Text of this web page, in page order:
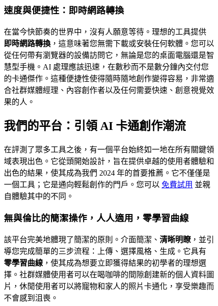
速度與便捷性：即時網路轉換
在當今快節奏的世界中，沒有人願意等待。理想的工具提供
即時網路轉換 ，這意味著您無需下載或安裝任何軟體。您可以
從任何帶有瀏覽器的設備訪問它，無論是您的桌面電腦還是智
慧型手機。AI 處理應該迅速，在數秒而不是數分鐘內交付您
的卡通傑作。這種便捷性使得隨時隨地創作變得容易，非常適
合社群媒體經理、內容創作者以及任何需要快速、創意視覺效
果的人。
我們的平台：引領 AI 卡通創作潮流
在評測了眾多工具之後，有一個平台始終如一地在所有關鍵領
域表現出色。它從頭開始設計，旨在提供卓越的使用者體驗和
出色的結果，使其成為我們 2024 年的首要推薦。它不僅僅是
一個工具；它是通向輕鬆創作的門戶。您可以 免費試用 並親
自體驗其中的不同。
無與倫比的簡潔操作，人人適用，零學習曲線
該平台完美地體現了簡潔的原則。介面簡潔、 清晰明瞭，並引
導您完成簡單的三步流程：上傳、選擇風格、生成。它具有
零學習曲線 ，使其成為想要立即獲得結果的初學者的理想選
擇。社群媒體使用者可以在喝咖啡的間隙創建新的個人資料圖
片，休閒使用者可以將寵物和家人的照片卡通化，享受樂趣而
不會感到沮喪。